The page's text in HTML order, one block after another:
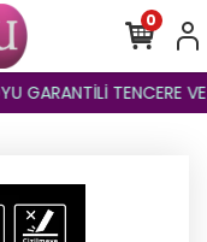
GARANTİLİ TENCERE VE
0